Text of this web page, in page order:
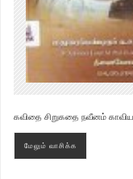
கவிதை சிறுகதை நவீனம்
மேலும் வாசிக்க